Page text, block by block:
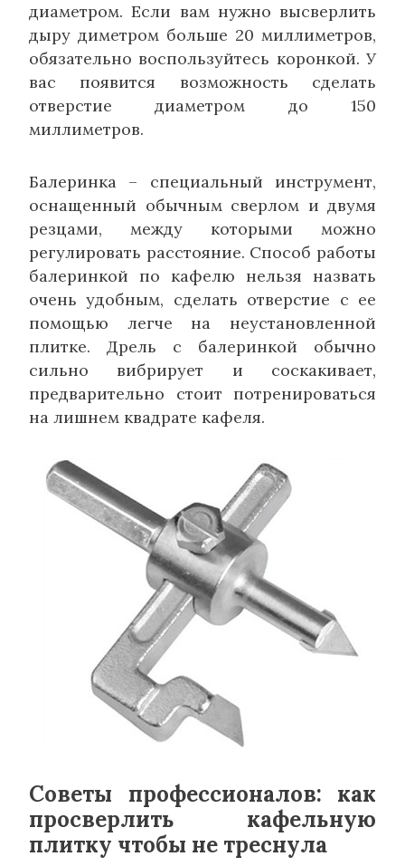
диаметром. Если вам нужно высверлить
дыру диметром больше 20 миллиметров,
обязательно воспользуйтесь коронкой. У
вас появится возможность сделать
отверстие диаметром до 150
миллиметров.
Балеринка – специальный инструмент,
оснащенный обычным сверлом и двумя
резцами, между которыми можно
регулировать расстояние. Способ работы
балеринкой по кафелю нельзя назвать
очень удобным, сделать отверстие с ее
помощью легче на неустановленной
плитке. Дрель с балеринкой обычно
сильно вибрирует и соскакивает,
предварительно стоит потренироваться
на лишнем квадрате кафеля.
Советы профессионалов: как
просверлить кафельную
плитку чтобы не треснула